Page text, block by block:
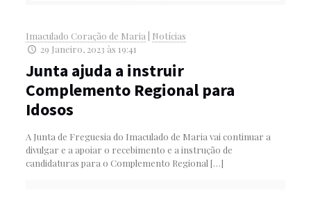
Imaculado Coração de Maria| Notícias
29 Janeiro, 2023 às 19:41
Junta ajuda a instruir
Complemento Regional para
Idosos
A Junta de Freguesia do Imaculado de Maria vai continuar a
divulgar e a apoiar o recebimento e a instrução de
candidaturas para o Complemento Regional[…]